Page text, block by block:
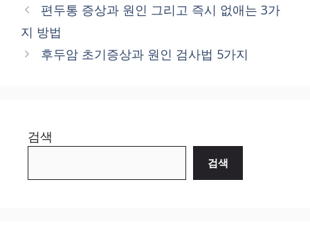
편두통 증상과 원인 그리고 즉시 없애는 3가
지 방법
후두암 초기증상과 원인 검사법 5가지
검색
검색